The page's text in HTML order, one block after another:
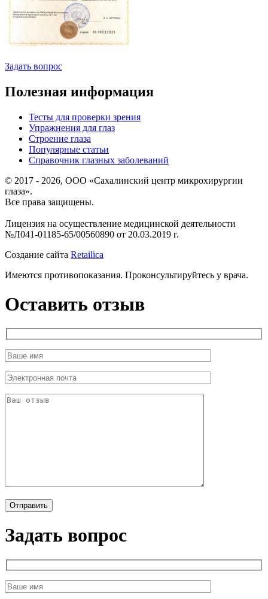
Задать вопрос
Полезная информация
Тесты для проверки зрения
Упражнения для глаз
Строение глаза
Популярные статьи
Справочник глазных заболеваний
© 2017 - 2026, ООО «Сахалинский центр микрохирургии
глаза».
Все права защищены.
Лицензия на осуществление медицинской деятельности
№Л041-01185-65/00560890 от 20.03.2019 г.
Создание сайта Retailica
Имеются противопоказания. Проконсультируйтесь у врача.
Оставить отзыв
Задать вопрос